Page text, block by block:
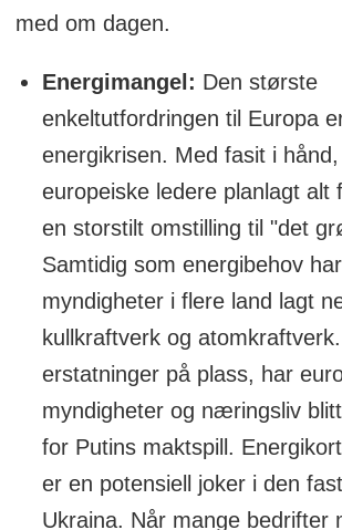
med om dagen.
Energimangel: Den største
enkeltutfordringen til Europa
energikrisen. Med fasit i
europeiske ledere planlagt alt
en storstilt omstilling til "det
Samtidig som energibehov
myndigheter i flere land lagt
kullkraftverk og
erstatninger på plass, har
myndigheter og næringsliv
for Putins maktspill.
er en potensiell joker i den
Ukraina. Når mange bedrifter